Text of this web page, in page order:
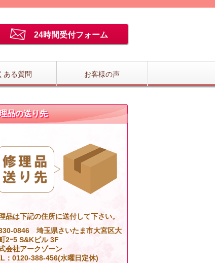
24時間受付フォーム
ある質問 お客様の声
品の送り先
品は下記の住所に送付して下さい。
0846 埼玉県さいたま市大宮区大
2ｰ5 S&Kビル 3F
会社アークゾーン
：0120-388-456(水曜日定休)